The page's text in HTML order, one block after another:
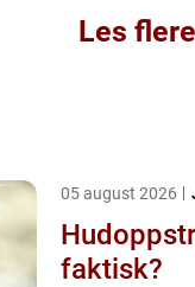
Les
05 august 2026
faktisk?